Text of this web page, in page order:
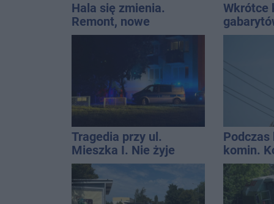
Hala się zmienia.
Remont, nowe
nagłośnienie, a przed
QEMETICA ARENA
Wkrótce
Tragedia przy ul.
Mieszka I. Nie żyje
osoba, która wypadła z
czwartego piętra
Podczas
komin.